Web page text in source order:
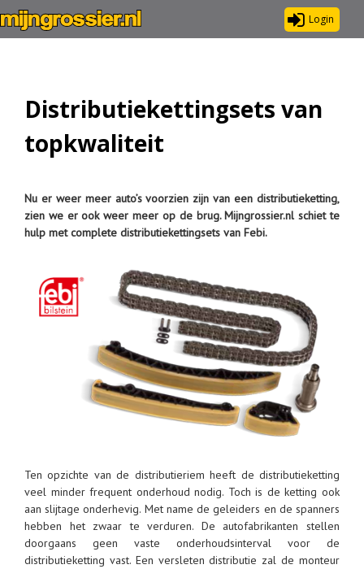
Login
Distributiekettingsets van
topkwaliteit
Nu er weer meer auto’s voorzien zijn van een distributieketting,
zien we er ook weer meer op de brug. Mijngrossier.nl schiet te
hulp met complete distributiekettingsets van Febi.
Ten opzichte van de distributieriem heeft de distributieketting
veel minder frequent onderhoud nodig. Toch is de ketting ook
aan slijtage onderhevig. Met name de geleiders en de spanners
hebben het zwaar te verduren. De autofabrikanten stellen
doorgaans geen vaste onderhoudsinterval voor de
distributieketting vast. Een versleten distributie zal de monteur